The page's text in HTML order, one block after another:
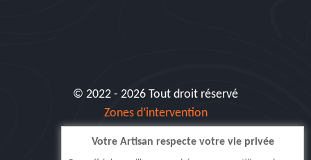
© 2022 - 2026 Tout droit réservé
Zones d’intervention
Siret: 515 062 404 000 30
Votre Artisan respecte votre vie privée